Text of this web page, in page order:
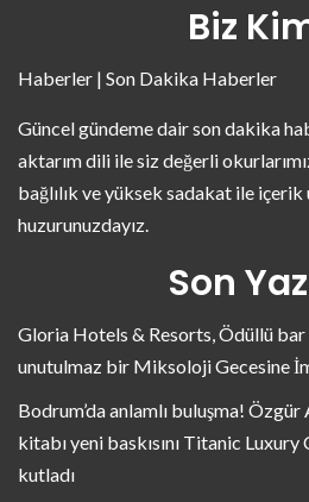
Biz
Haberler | Son Dakika Haberler
Güncel gündeme dair son dakika
aktarım dili ile siz değerli
bağlılık ve yüksek sadakat ile
huzurunuzdayız.
Son
Gloria Hotels & Resorts, Ödüllü bar
unutulmaz bir Miksoloji Gecesine
Bodrum’da anlamlı buluşma! Özgür
kitabı yeni baskısını Titanic
kutladı